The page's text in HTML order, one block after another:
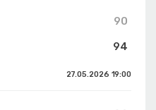
90
94
27.05.2026 19:00